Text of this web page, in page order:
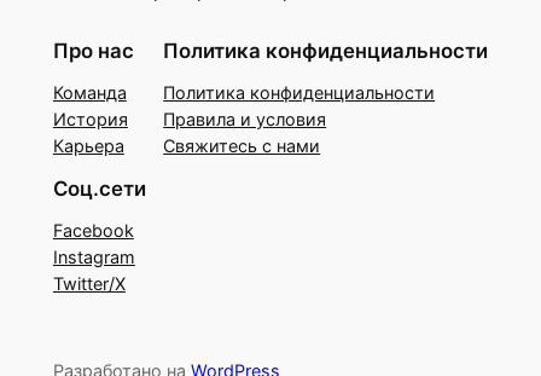
Про нас
Команда
История
Карьера
Политика конфиденциальности
Политика конфиденциальности
Правила и условия
Свяжитесь с нами
Соц.сети
Facebook
Instagram
Twitter/X
Разработано на WordPress